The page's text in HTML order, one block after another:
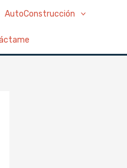
AutoConstrucción